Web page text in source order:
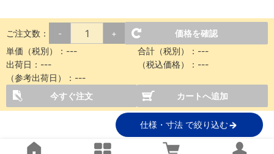
ご注文数： - +
価格を確認
単価（税別）： --- 合計（税別）： ---
出荷日： --- （税込価格）： ---
（参考出荷日）： ---
今すぐ注文
カートへ追加
仕様・寸法 で絞り込む